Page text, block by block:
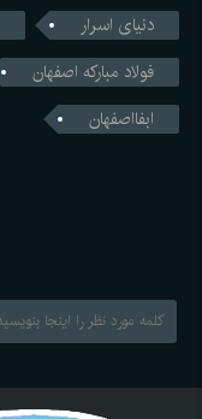
دنیای اسرار
فولاد مبارکه اصفهان
ابفااصفهان